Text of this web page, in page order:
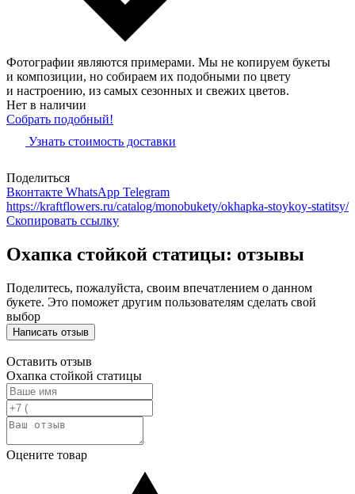
Фотографии являются примерами. Мы не копируем букеты
и композиции, но собираем их подобными по цвету
и настроению, из самых сезонных и свежих цветов.
Нет в наличии
Собрать подобный!
Узнать стоимость доставки
Поделиться
Вконтакте WhatsApp Telegram
https://kraftflowers.ru/catalog/monobukety/okhapka-stoykoy-statitsy/
Скопировать ссылку
Охапка стойкой статицы: отзывы
Поделитесь, пожалуйста, своим впечатлением о данном
букете. Это поможет другим пользователям сделать свой
выбор
Написать отзыв
Оставить отзыв
Охапка стойкой статицы
Оцените товар